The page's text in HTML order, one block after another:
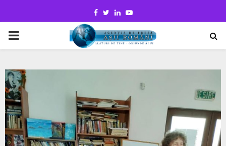
Facebook
TwitterLinkedinYoutube
PRIMARY